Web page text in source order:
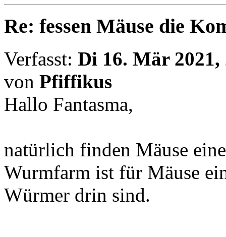
Re: fessen Mäuse die
Verfasst: Di 16. Mär 2021,
von Pfiffikus
Hallo Fantasma,
natürlich finden Mäuse
Wurmfarm ist für Mäuse
Würmer drin sind.